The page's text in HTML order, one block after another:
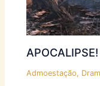
Admoestação,